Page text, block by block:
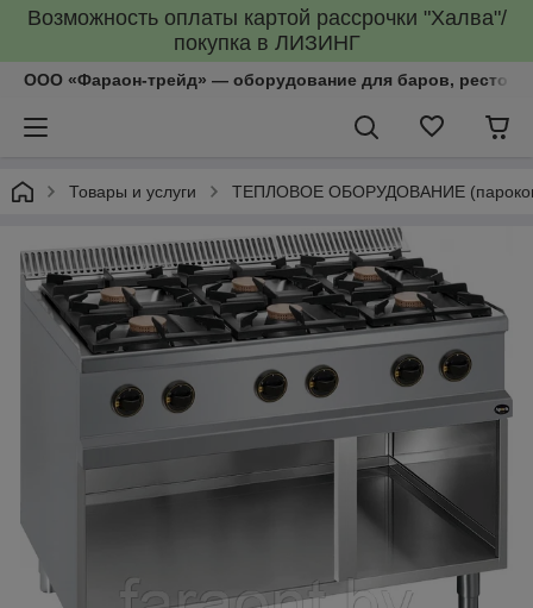
Возможность оплаты картой рассрочки "Халва"/
покупка в ЛИЗИНГ
ООО «Фараон-трейд»‎ — оборудование для баров,
Товары и услуги ТЕПЛОВОЕ ОБОРУДОВАНИЕ